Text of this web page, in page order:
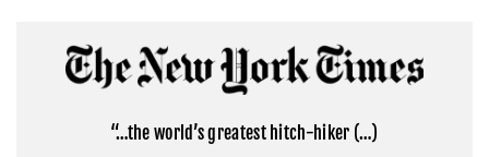
la
montaña
sagrada
Tibet
Cómo
visitar
el
base
“…the world’s greatest hitch-hiker (…)